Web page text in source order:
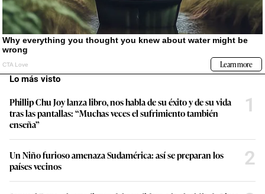
Lo más visto
Phillip Chu Joy lanza libro, nos habla de su éxito y de su vida
tras las pantallas: “Muchas veces el sufrimiento también
enseña”
1
Un Niño furioso amenaza Sudamérica: así se preparan los
países vecinos
2